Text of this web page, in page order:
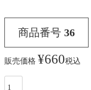
商品番号 36
販売価格 ¥660税込